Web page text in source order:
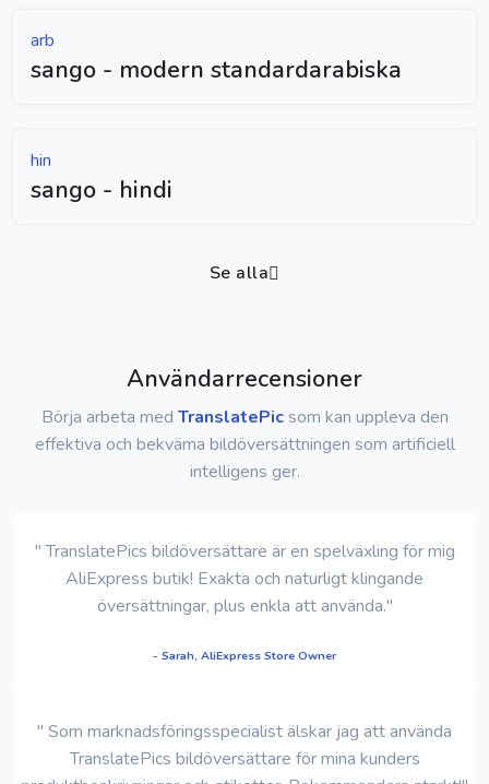
arb
sango - modern standardarabiska
hin
sango - hindi
Se alla
Användarrecensioner
Börja arbeta med TranslatePicsom kan uppleva den
effektiva och bekväma bildöversättningen som artificiell
intelligens ger.
" TranslatePics bildöversättare är en spelväxling för mig
AliExpress butik! Exakta och naturligt klingande
översättningar, plus enkla att använda."
- Sarah, AliExpress Store Owner
" Som marknadsföringsspecialist älskar jag att använda
TranslatePics bildöversättare för mina kunders